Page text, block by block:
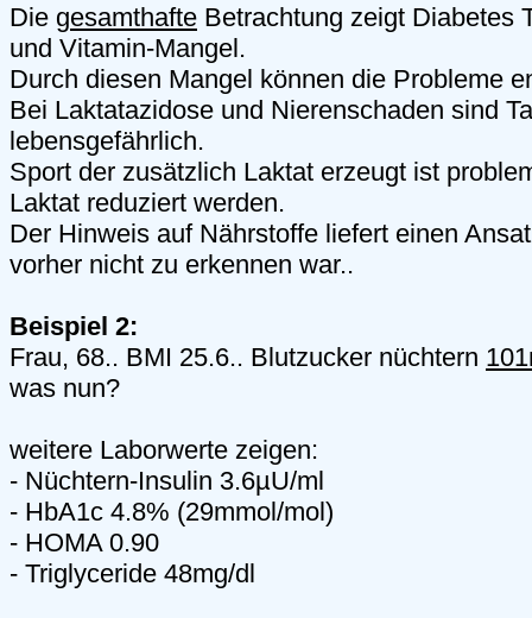
Die gesamthafte Betrachtung zeigt Diabetes
und Vitamin-Mangel.
Durch diesen Mangel können die Probleme
Bei Laktatazidose und Nierenschaden sind
lebensgefährlich.
Sport der zusätzlich Laktat erzeugt ist
Laktat reduziert werden.
Der Hinweis auf Nährstoffe liefert einen
vorher nicht zu erkennen war..
Beispiel 2:
Frau, 68.. BMI 25.6.. Blutzucker nüchtern
was nun?
weitere Laborwerte zeigen:
- Nüchtern-Insulin 3.6µU/ml
- HbA1c 4.8% (29mmol/mol)
- HOMA 0.90
- Triglyceride 48mg/dl